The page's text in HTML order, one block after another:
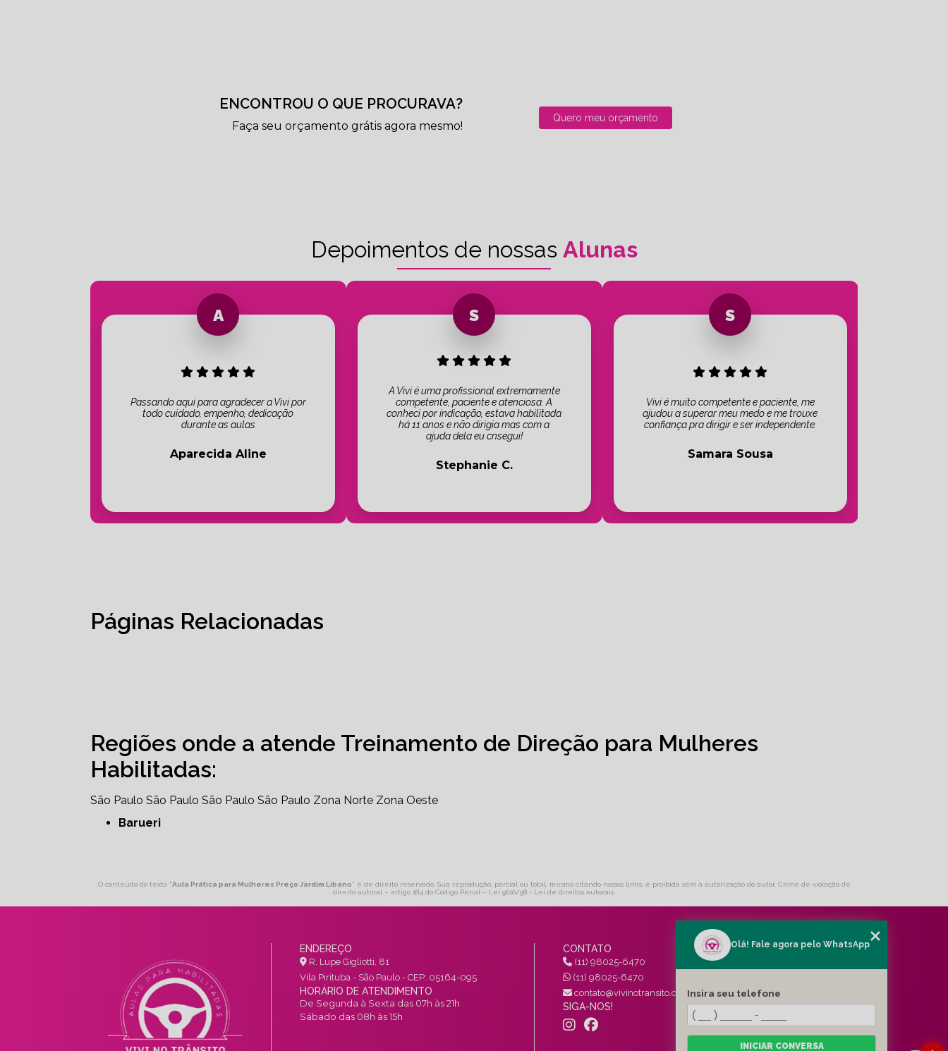
ENCONTROU O QUE PROCURAVA?
Faça seu orçamento grátis agora mesmo!
Quero meu orçamento
Depoimentos de nossas Alunas
Passando aqui para agradecer a Vivi por
todo cuidado, empenho, dedicação
durante as aulas
Aparecida Aline
A Vivi é uma profissional extremamente
competente, paciente e atenciosa. A
conheci por indicação, estava habilitada
há 11 anos e não dirigia mas com a
ajuda dela eu cnsegui!
Stephanie C.
Vivi é muito competente e paciente, me
ajudou a superar meu medo e me trouxe
confiança pra dirigir e ser independente.
Samara Sousa
Páginas Relacionadas
Regiões onde a atende Treinamento de Direção para Mulheres
Habilitadas:
São Paulo São Paulo São Paulo São Paulo Zona Norte Zona Oeste
Barueri
O conteúdo do texto "Aula Prática para Mulheres Preço Jardim Libano" é de direito reservado. Sua reprodução, parcial ou total, mesmo citando nossos links, é proibida sem a autorização do autor. Crime de violação de
direito autoral – artigo 184 do Código Penal – Lei 9610/98 - Lei de direitos autorais.
ENDEREÇO
R. Lupe Gigliotti, 81
Vila Pirituba - São Paulo - CEP: 05164-095
HORÁRIO DE ATENDIMENTO
De Segunda à Sexta das 07h às 21h
Sábado das 08h às 15h
CONTATO
(11) 98025-6470
(11) 98025-6470
contato@vivinotransito.com.br
SIGA-NOS!
MENU
SERVIÇOS
CONTATO
CATEGORIAS
Olá! Fale agora pelo WhatsApp
Insira seu telefone
INICIAR CONVERSA